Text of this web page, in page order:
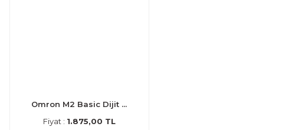
Omron M2 Basic Dijit ...
Fiyat : 1.875,00 TL